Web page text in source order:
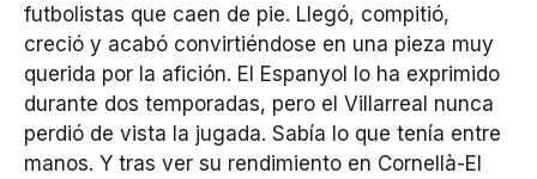
futbolistas que caen de pie. Llegó, compitió,
creció y acabó convirtiéndose en una pieza muy
querida por la afición. El Espanyol lo ha exprimido
durante dos temporadas, pero el Villarreal nunca
perdió de vista la jugada. Sabía lo que tenía entre
manos. Y tras ver su rendimiento en Cornellà-El